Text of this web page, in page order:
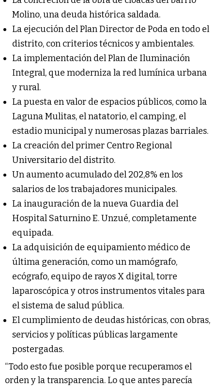
Molino, una deuda histórica saldada.
La ejecución del Plan Director de Poda en todo el
distrito, con criterios técnicos y ambientales.
La implementación del Plan de Iluminación
Integral, que moderniza la red lumínica urbana
y rural.
La puesta en valor de espacios públicos, como la
Laguna Mulitas, el natatorio, el camping, el
estadio municipal y numerosas plazas barriales.
La creación del primer Centro Regional
Universitario del distrito.
Un aumento acumulado del 202,8% en los
salarios de los trabajadores municipales.
La inauguración de la nueva Guardia del
Hospital Saturnino E. Unzué, completamente
equipada.
La adquisición de equipamiento médico de
última generación, como un mamógrafo,
ecógrafo, equipo de rayos X digital, torre
laparoscópica y otros instrumentos vitales para
el sistema de salud pública.
El cumplimiento de deudas históricas, con obras,
servicios y políticas públicas largamente
postergadas.
“Todo esto fue posible porque recuperamos el
orden y la transparencia. Lo que antes parecía